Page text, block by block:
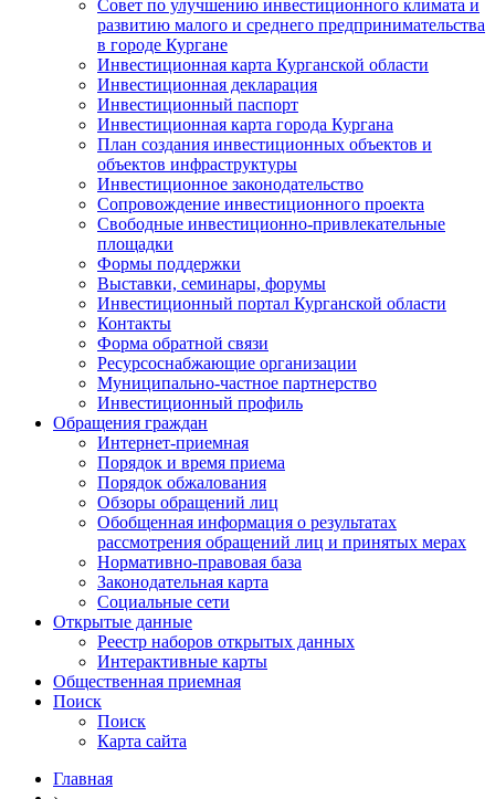
Совет по улучшению инвестиционного климата и
развитию малого и среднего предпринимательства
в городе Кургане
Инвестиционная карта Курганской области
Инвестиционная декларация
Инвестиционный паспорт
Инвестиционная карта города Кургана
План создания инвестиционных объектов и
объектов инфраструктуры
Инвестиционное законодательство
Сопровождение инвестиционного проекта
Свободные инвестиционно-привлекательные
площадки
Формы поддержки
Выставки, семинары, форумы
Инвестиционный портал Курганской области
Контакты
Форма обратной связи
Ресурсоснабжающие организации
Муниципально-частное партнерство
Инвестиционный профиль
Обращения граждан
Интернет-приемная
Порядок и время приема
Порядок обжалования
Обзоры обращений лиц
Обобщенная информация о результатах
рассмотрения обращений лиц и принятых мерах
Нормативно-правовая база
Законодательная карта
Социальные сети
Открытые данные
Реестр наборов открытых данных
Интерактивные карты
Общественная приемная
Поиск
Поиск
Карта сайта
Главная